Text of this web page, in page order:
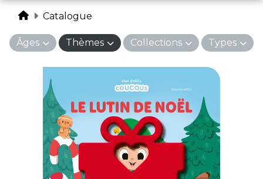
Catalogue
Âges Thèmes Collections Types